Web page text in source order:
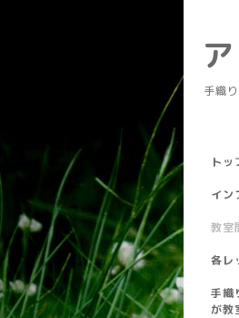
手織
トッ
イン
教室
各レ
手織
が教